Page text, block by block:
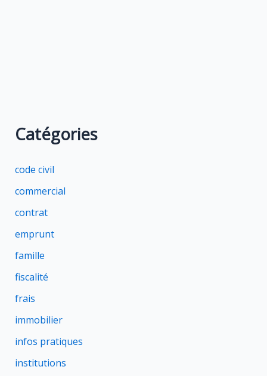
Catégories
code civil
commercial
contrat
emprunt
famille
fiscalité
frais
immobilier
infos pratiques
institutions